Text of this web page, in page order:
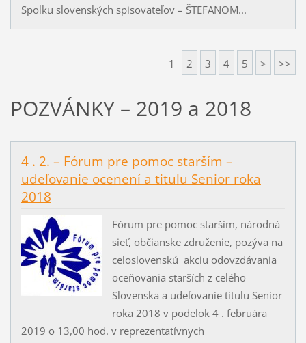
Spolku slovenských spisovateľov – ŠTEFANOM...
1 2 3 4 5 > >>
POZVÁNKY – 2019 a 2018
4 . 2. – Fórum pre pomoc starším –
udeľovanie ocenení a titulu Senior roka
2018
Fórum pre pomoc starším, národná
sieť, občianske združenie, pozýva na
celoslovenskú akciu odovzdávania
oceňovania starších z celého
Slovenska a udeľovanie titulu Senior
roka 2018 v podelok 4 . februára
2019 o 13,00 hod. v reprezentatívnych